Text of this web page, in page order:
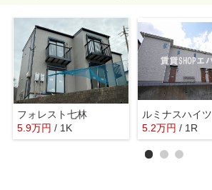
フォレスト七林
5.9万円 / 1K
ルミナスハイツ
5.2万円 / 1R